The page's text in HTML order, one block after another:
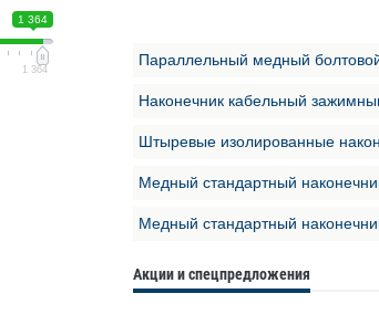
1 364
1 364
Параллельный медный
Наконечник кабельный
Штыревые изолированные
Медный стандартный
Медный стандартный
Акции и спецпредложения